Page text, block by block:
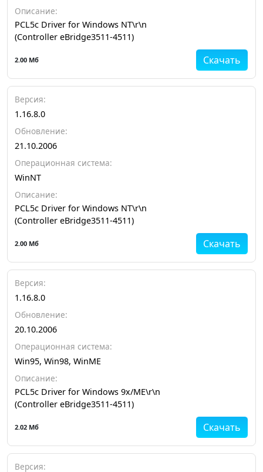
Описание:
PCL5c Driver for Windows NT\r\n
(Controller eBridge3511-4511)
Скачать
2.00 Мб
Версия:
1.16.8.0
Обновление:
21.10.2006
Операционная система:
WinNT
Описание:
PCL5c Driver for Windows NT\r\n
(Controller eBridge3511-4511)
Скачать
2.00 Мб
Версия:
1.16.8.0
Обновление:
20.10.2006
Операционная система:
Win95, Win98, WinME
Описание:
PCL5c Driver for Windows 9x/ME\r\n
(Controller eBridge3511-4511)
Скачать
2.02 Мб
Версия: